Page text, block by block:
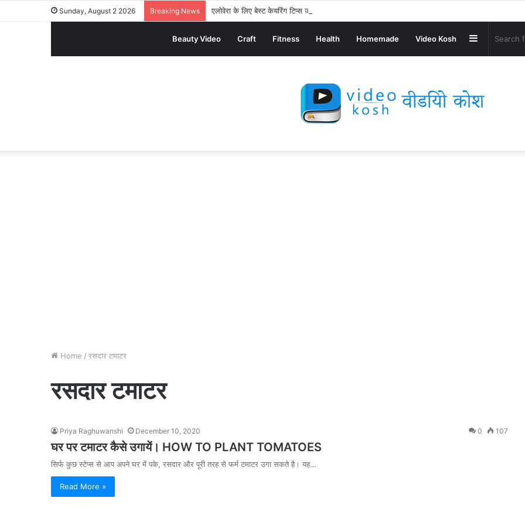
Sunday, August 2 2026 Breaking News एलोवेरा के लिए बेस्ट केयरिंग टिप्स जानिए। HOW TO GROW ALOE VERA PLANT AT HOME
Beauty Video Craft Fitness Health Homemade Video Kosh Sidebar
Home / रसदार टमाटर
रसदार टमाटर
Priya Raghuwanshi December 10, 2020 0 107
घर पर टमाटर कैसे उगायें। HOW TO PLANT TOMATOES
सिर्फ कुछ स्टेप्स से आप अपने घर में पके, रसदार और पूरी तरह से फर्म टमाटर उगा सकते है। यह…
Read More »